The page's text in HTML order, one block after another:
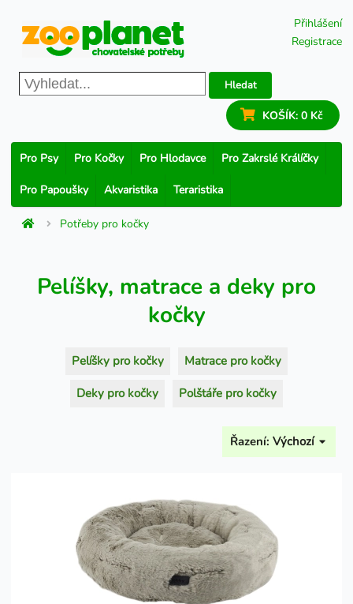
Přihlášení
Registrace
Hledat
KOŠÍK: 0 Kč
Pro Psy Pro Kočky Pro Hlodavce Pro Zakrslé Králíčky
Pro Papoušky Akvaristika Teraristika
Potřeby pro kočky
Pelíšky, matrace a deky pro
kočky
Pelíšky pro kočky Matrace pro kočky
Deky pro kočky Polštáře pro kočky
Řazení: Výchozí